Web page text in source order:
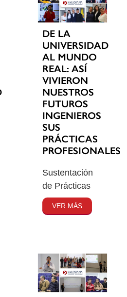
DE LA
UNIVERSIDAD
AL MUNDO
REAL: ASÍ
VIVIERON
NUESTROS
FUTUROS
INGENIEROS
SUS
PRÁCTICAS
PROFESIONALES
Sustentación
de Prácticas
VER MÁS